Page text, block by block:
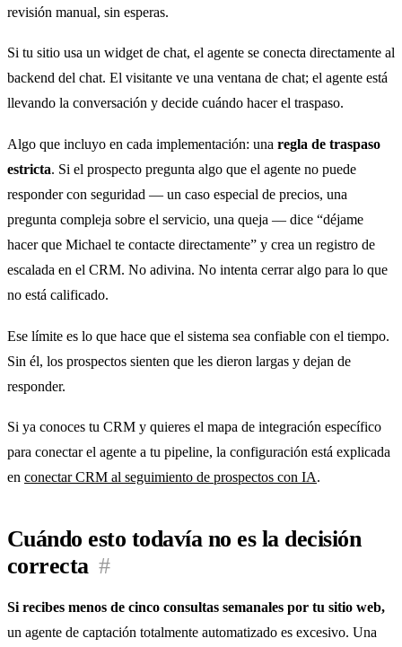
revisión manual, sin esperas.
Si tu sitio usa un widget de chat, el agente se conecta directamente al
backend del chat. El visitante ve una ventana de chat; el agente está
llevando la conversación y decide cuándo hacer el traspaso.
Algo que incluyo en cada implementación: una regla de traspaso
estricta. Si el prospecto pregunta algo que el agente no puede
responder con seguridad — un caso especial de precios, una
pregunta compleja sobre el servicio, una queja — dice “déjame
hacer que Michael te contacte directamente” y crea un registro de
escalada en el CRM. No adivina. No intenta cerrar algo para lo que
no está calificado.
Ese límite es lo que hace que el sistema sea confiable con el tiempo.
Sin él, los prospectos sienten que les dieron largas y dejan de
responder.
Si ya conoces tu CRM y quieres el mapa de integración específico
para conectar el agente a tu pipeline, la configuración está explicada
en conectar CRM al seguimiento de prospectos con IA.
Cuándo esto todavía no es la decisión
correcta #
Si recibes menos de cinco consultas semanales por tu sitio web,
un agente de captación totalmente automatizado es excesivo. Una